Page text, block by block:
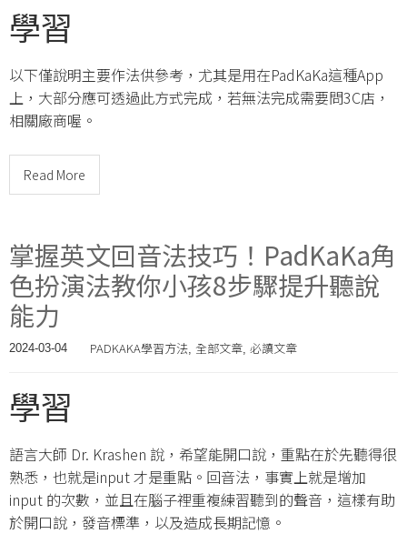
學習
以下僅說明主要作法供參考，尤其是用在PadKaKa這種App
上，大部分應可透過此方式完成，若無法完成需要問3C店，
相關廠商喔。
Read More
掌握英文回音法技巧！PadKaKa角
色扮演法教你小孩8步驟提升聽說
能力
2024-03-04 PADKAKA學習方法, 全部文章, 必讀文章
學習
語言大師 Dr. Krashen 說，希望能開口說，重點在於先聽得很
熟悉，也就是input 才是重點。回音法，事實上就是增加
input 的次數，並且在腦子裡重複練習聽到的聲音，這樣有助
於開口說，發音標準，以及造成長期記憶。